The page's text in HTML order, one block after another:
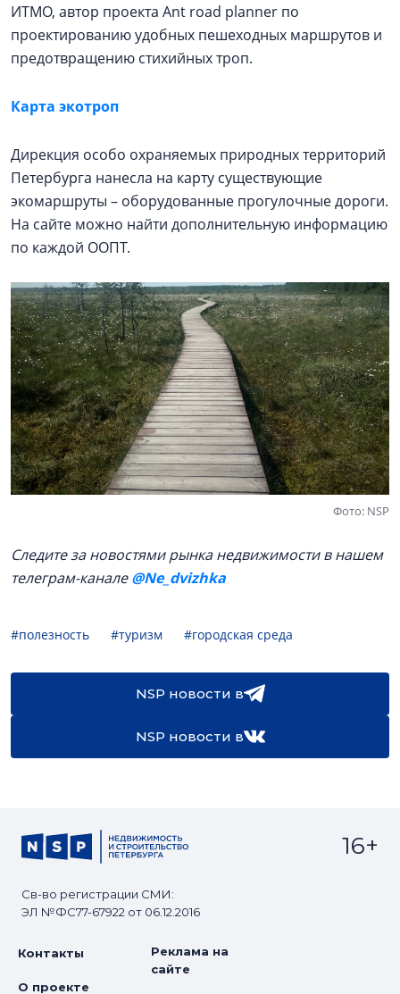
ИТМО, автор проекта Ant road planner по
проектированию удобных пешеходных маршрутов и
предотвращению стихийных троп.
Карта экотроп
Дирекция особо охраняемых природных территорий
Петербурга нанесла на карту существующие
экомаршруты – оборудованные прогулочные дороги.
На сайте можно найти дополнительную информацию
по каждой ООПТ.
Фото: NSP
Следите за новостями рынка недвижимости в нашем
телеграм-канале@Ne_dvizhka
#полезность #туризм #городская среда
NSP новости в
NSP новости в
Св-во регистрации СМИ:
ЭЛ №ФС77-67922 от 06.12.2016
16+
Контакты
О проекте
Реклама на
сайте